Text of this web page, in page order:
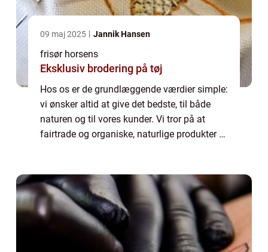
09 maj 2025 Jannik Hansen
frisør horsens
Eksklusiv brodering på tøj
Hos os er de grundlæggende værdier simple:
vi ønsker altid at give det bedste, til både
naturen og til vores kunder. Vi tror på at
fairtrade og organiske, naturlige produkter er